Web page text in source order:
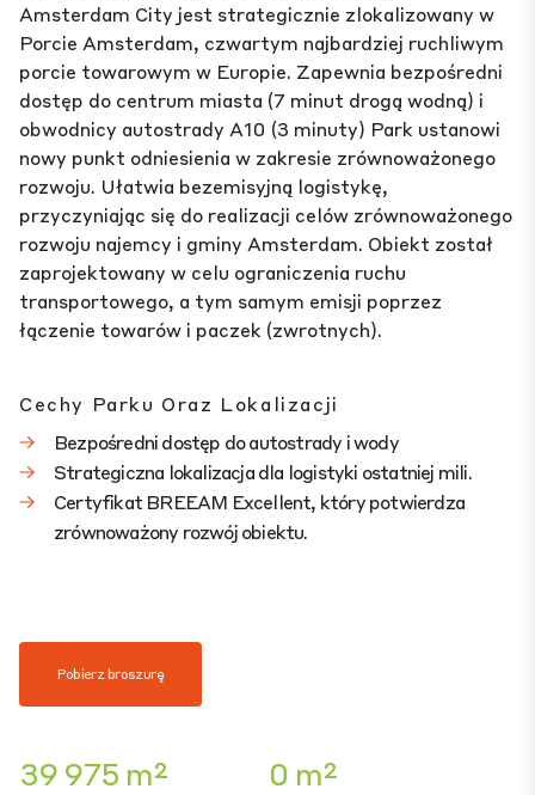
Amsterdam City jest strategicznie zlokalizowany w
Porcie Amsterdam, czwartym najbardziej ruchliwym
porcie towarowym w Europie. Zapewnia bezpośredni
dostęp do centrum miasta (7 minut drogą wodną) i
obwodnicy autostrady A10 (3 minuty) Park ustanowi
nowy punkt odniesienia w zakresie zrównoważonego
rozwoju. Ułatwia bezemisyjną logistykę,
przyczyniając się do realizacji celów zrównoważonego
rozwoju najemcy i gminy Amsterdam. Obiekt został
zaprojektowany w celu ograniczenia ruchu
transportowego, a tym samym emisji poprzez
łączenie towarów i paczek (zwrotnych).
Cechy Parku Oraz Lokalizacji
Bezpośredni dostęp do autostrady i wody
Strategiczna lokalizacja dla logistyki ostatniej mili.
Certyfikat BREEAM Excellent, który potwierdza
zrównoważony rozwój obiektu.
Pobierz broszurę
39 975 m² 0 m²